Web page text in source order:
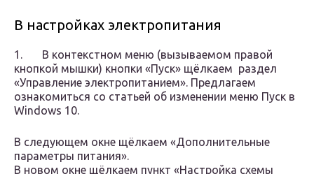
В настройках электропитания
1. В контекстном меню (вызываемом правой
кнопкой мышки) кнопки «Пуск» щёлкаем раздел
«Управление электропитанием». Предлагаем
ознакомиться со статьей об изменении меню Пуск в
Windows 10.
В следующем окне щёлкаем «Дополнительные
параметры питания».
В новом окне щёлкаем пункт «Настройка схемы